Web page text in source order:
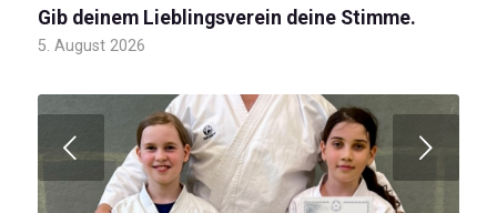
Gib deinem Lieblingsverein deine Stimme.
5. August 2026
Weiter